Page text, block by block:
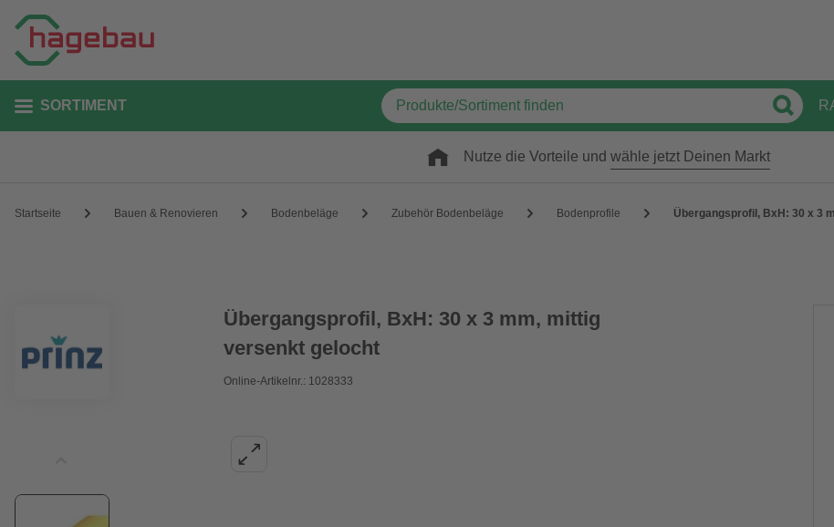
SORTIMENT
Nutze die Vorteile und wähle jetzt Deinen Markt
Startseite Bauen & Renovieren Bodenbeläge Zubehör Bodenbeläge Bodenprofile Übergangsprofil, BxH: 30 x 3
Übergangsprofil, BxH: 30 x 3 mm, mittig
versenkt gelocht
Online-Artikelnr.: 1028333